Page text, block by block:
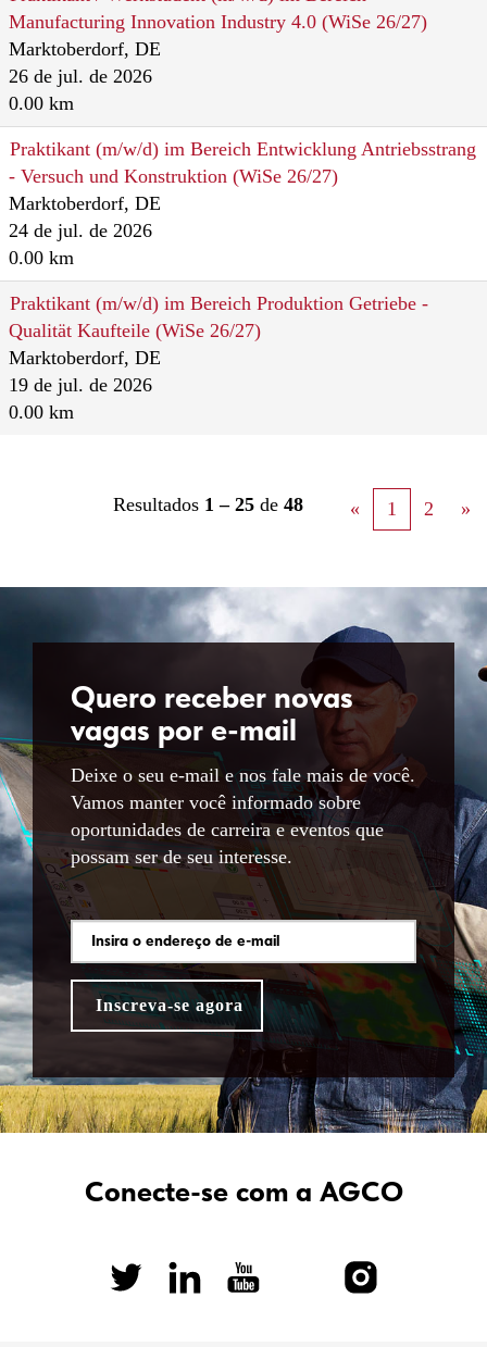
Manufacturing Innovation Industry 4.0 (WiSe 26/27)
Marktoberdorf, DE
26 de jul. de 2026
0.00 km
Praktikant (m/w/d) im Bereich Entwicklung Antriebsstrang
- Versuch und Konstruktion (WiSe 26/27)
Marktoberdorf, DE
24 de jul. de 2026
0.00 km
Praktikant (m/w/d) im Bereich Produktion Getriebe -
Qualität Kaufteile (WiSe 26/27)
Marktoberdorf, DE
19 de jul. de 2026
0.00 km
Resultados 1 – 25 de 48 « 1 2 »
Quero receber novas
vagas por e-mail
Deixe o seu e-mail e nos fale mais de você.
Vamos manter você informado sobre
oportunidades de carreira e eventos que
possam ser de seu interesse.
Conecte-se com a AGCO